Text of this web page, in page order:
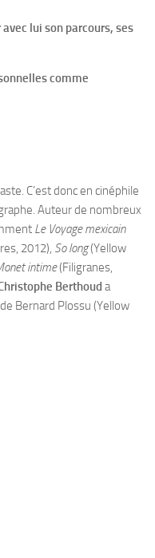
lui son parcours, ses
comme
C’est donc en cinéphile
Auteur de nombreux
Le Voyage mexicain
2012), So long(Yellow
intime(Filigranes,
Berthoud a
Bernard Plossu (Yellow